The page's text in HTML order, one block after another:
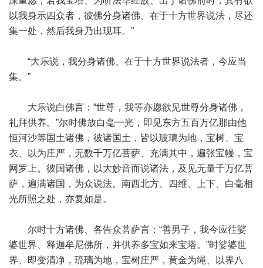
以我身示四众者，彼佛分身诸佛、在于十方世界说法，尽还
集一处，然后我身乃出现耳。”
“大乐说，我分身诸佛、在于十方世界说法者，今应当
集。”
大乐说白佛言：“世尊，我等亦愿欲见世尊分身诸佛，
礼拜供养。”尔时佛放白毫一光，即见东方五百万亿那由他
恒河沙等国土诸佛，彼诸国土，皆以玻璃为地，宝树、宝
衣、以为庄严，无数千万亿菩萨、充满其中，遍张宝幔，宝
网罗上。彼国诸佛，以大妙音而说诸法，及见无量千万亿菩
萨，遍满诸国，为众说法。南西北方、四维、上下、白毫相
光所照之处，亦复如是。
尔时十方诸佛、各告众菩萨言：“善男子，我今应往娑
婆世界、释迦牟尼佛所，并供养多宝如来宝塔。”时娑婆世
界、即变清净，琉璃为地，宝树庄严，黄金为绳、以界八